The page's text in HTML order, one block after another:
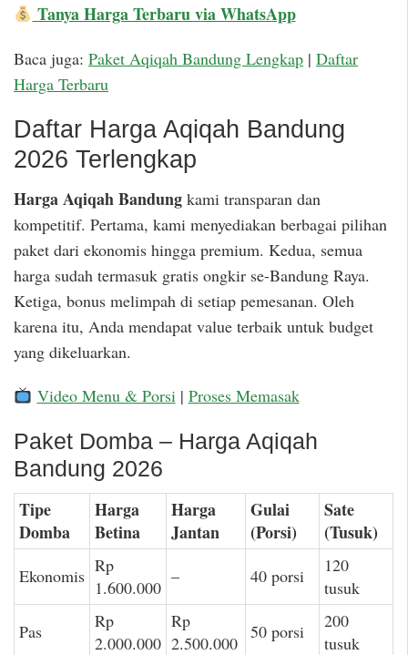
Tanya Harga Terbaru via WhatsApp
Baca juga: Paket Aqiqah Bandung Lengkap | Daftar
Harga Terbaru
Daftar Harga Aqiqah Bandung
2026 Terlengkap
Harga Aqiqah Bandung kami transparan dan
kompetitif. Pertama, kami menyediakan berbagai pilihan
paket dari ekonomis hingga premium. Kedua, semua
harga sudah termasuk gratis ongkir se-Bandung Raya.
Ketiga, bonus melimpah di setiap pemesanan. Oleh
karena itu, Anda mendapat value terbaik untuk budget
yang dikeluarkan.
Video Menu & Porsi| Proses Memasak
Paket Domba – Harga Aqiqah
Bandung 2026
Tipe
Domba
Harga
Betina
Harga
Jantan
Gulai
(Porsi)
Sate
(Tusuk)
Ekonomis Rp
1.600.000
– 40 porsi
120
tusuk
Pas
Rp
2.000.000
Rp
2.500.000
50 porsi
200
tusuk